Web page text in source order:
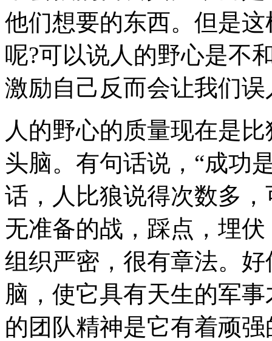
他们想要的东西。但是
呢?可以说人的野心是不
激励自己反而会让我们
人的野心的质量现在是
头脑。有句话说，“成功
话，人比狼说得次数多
无准备的战，踩点，埋
组织严密，很有章法。
脑，使它具有天生的军
的团队精神是它有着顽